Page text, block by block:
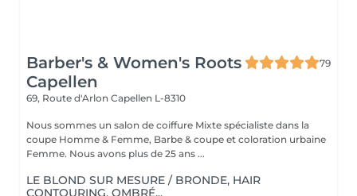
Barber's & Women's Roots
Capellen
79
69, Route d'Arlon Capellen L-8310
Nous sommes un salon de coiffure Mixte spécialiste dans la
coupe Homme & Femme, Barbe & coupe et coloration urbaine
Femme. Nous avons plus de 25 ans ...
LE BLOND SUR MESURE / BRONDE, HAIR
CONTOURING, OMBRÉ...